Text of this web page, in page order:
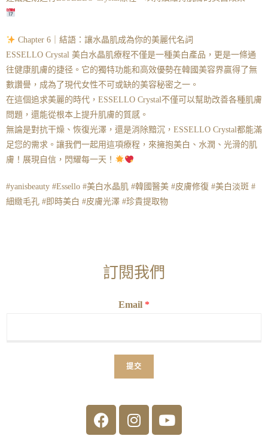
Chapter 6｜結語：讓水晶肌成為你的美麗代名詞
ESSELLO Crystal 美白水晶肌療程不僅是一種美白產品，更是一條通
往健康肌膚的捷径。它的獨特功能和高效優勢在韓國美容界贏得了無
數讚譽，成為了現代女性不可或缺的美容秘密之一。
在這個追求美麗的時代，ESSELLO Crystal不僅可以幫助改善各種肌膚
問題，還能從根本上提升肌膚的質感。
無論是對抗干燥、恢復光澤，還是消除黯沉，ESSELLO Crystal都能滿
足您的需求。讓我們一起用這項療程，來擁抱美白、水潤、光滑的肌
膚！展現自信，閃耀每一天！
#yanisbeauty #Essello #美白水晶肌 #韓國醫美 #皮膚修復 #美白淡斑 #
細緻毛孔 #即時美白 #皮膚光澤 #珍貴提取物
訂閱我們
Email *
提交